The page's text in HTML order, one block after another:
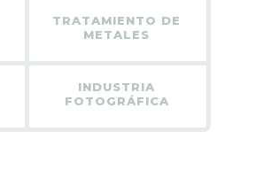
TRATAMIENTO DE
METALES
INDUSTRIA
FOTOGRÁFICA